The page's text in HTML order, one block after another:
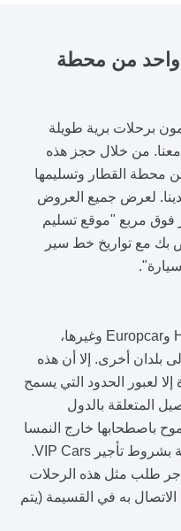
واحد من محطة
برحلات برية طويلة
معنا. من خلال حجز هذه
محطة القطار وتسليمها
لعرض جميع العروض
فوق مربع "موقع تسليم
بك مع تواريخ خط سير
يسمح العديد من الموردين مثل Hertz وEuropcar وغيرها،
بلدان أخرى. إلا أن هذه
إلا لعبور الحدود التي يسمح
المتعلقة بالدول
باصطحابها خارج النمسا
متاحة في صفحة نتائج البحث الخاصة بشروط تأجير VIP Cars.
طلب مثل هذه الرحلات
به في القسيمة (يتم